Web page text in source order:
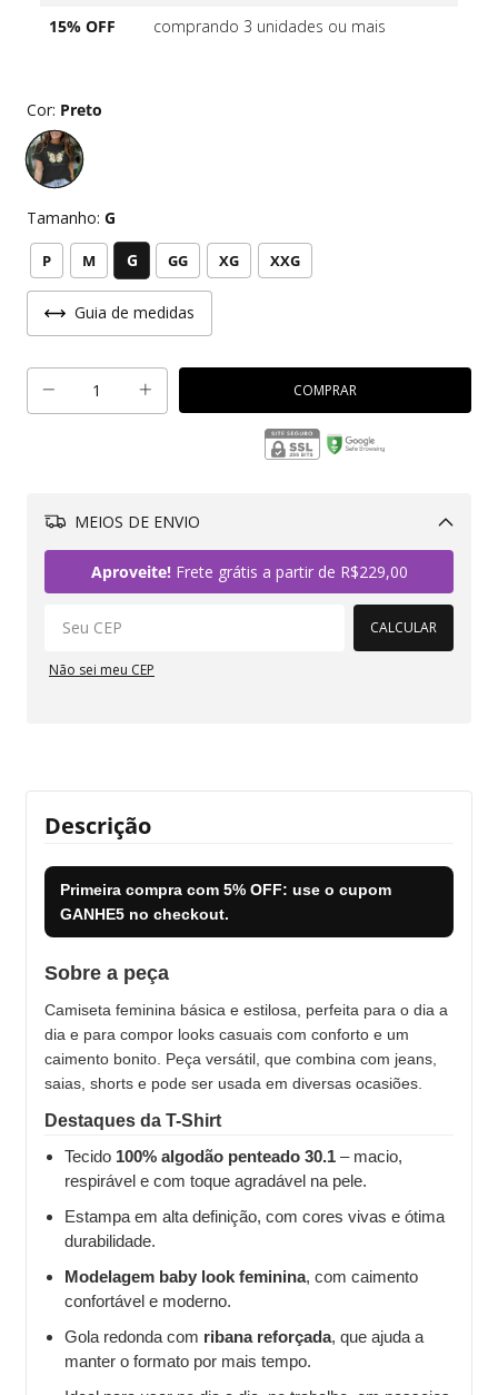
15% OFF
comprando 3 unidades ou mais
Cor: Preto
Tamanho: G
P M G GG XG XXG
Guia de medidas
MEIOS DE ENVIO
Aproveite!Frete grátis a partir de R$229,00
CALCULAR
Não sei meu CEP
Descrição
Primeira compra com 5% OFF: use o cupom
GANHE5 no checkout.
Sobre a peça
Camiseta feminina básica e estilosa, perfeita para o dia a
dia e para compor looks casuais com conforto e um
caimento bonito. Peça versátil, que combina com jeans,
saias, shorts e pode ser usada em diversas ocasiões.
Destaques da T-Shirt
Tecido 100% algodão penteado 30.1 – macio,
respirável e com toque agradável na pele.
Estampa em alta definição, com cores vivas e ótima
durabilidade.
Modelagem baby look feminina, com caimento
confortável e moderno.
Gola redonda com ribana reforçada, que ajuda a
manter o formato por mais tempo.